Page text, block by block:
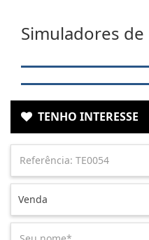
Simuladores de
TENHO INTERESSE
Venda